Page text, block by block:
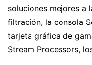
soluciones mejores a
filtración, la consola
tarjeta gráfica de
Stream Processors,